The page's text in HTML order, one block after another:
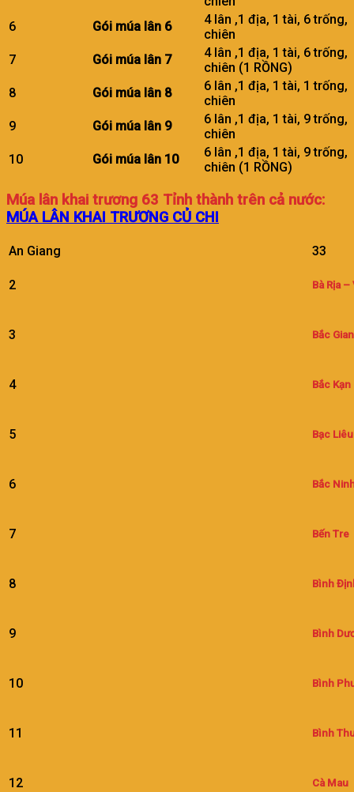
6
Gói múa lân 6
4 lân ,1 địa, 1 tài, 6
chiên
7
Gói múa lân 7
4 lân ,1 địa, 1 tài, 6
chiên (1 RỒNG)
8
Gói múa lân 8
6 lân ,1 địa, 1 tài, 1
chiên
9
Gói múa lân 9
6 lân ,1 địa, 1 tài, 9
chiên
10
Gói múa lân 10
6 lân ,1 địa, 1 tài, 9
chiên (1 RỒNG)
Múa lân khai trương 63 Tỉnh thành trên cả nước:
MÚA LÂN KHAI TRƯƠNG CỦ CHI
An Giang 33
2 Bà Rịa –
3 Bắc
4 Bắc Kạn
5 Bạc Liêu
6 Bắc
7 Bến Tre
8 Bình
9 Bình
10 Bình
11 Bình
12 Cà Mau